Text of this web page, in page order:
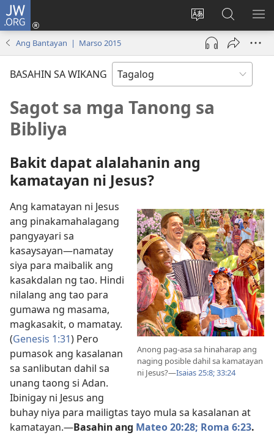
JW.ORG
Baguhin
ang
wika
ng
Mag-
log
bubukas
window)
sa
JW.ORG
Ang Bantayan | Marso 2015
BASAHIN SA WIKANG
Sagot sa mga Tanong sa
Bibliya
Bakit dapat alalahanin ang
kamatayan ni Jesus?
Anong pag-asa sa hinaharap ang
naging posible dahil sa kamatayan
ni Jesus?—Isaias 25:8;33:24
Ang kamatayan ni Jesus
ang pinakamahalagang
pangyayari sa
kasaysayan—namatay
siya para maibalik ang
kasakdalan ng tao. Hindi
nilalang ang tao para
gumawa ng masama,
magkasakit, o mamatay.
(Genesis 1:31) Pero
pumasok ang kasalanan
sa sanlibutan dahil sa
unang taong si Adan.
Ibinigay ni Jesus ang
buhay niya para mailigtas tayo mula sa kasalanan at
kamatayan.—Basahin ang Mateo 20:28; Roma 6:23.